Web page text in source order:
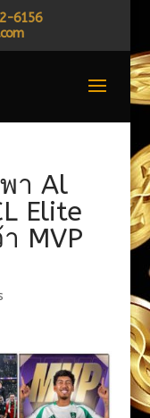
6156
า Al
Elite
MVP